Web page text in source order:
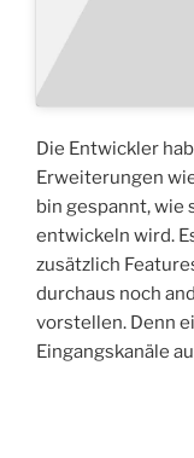
Die Entwickler
Erweiterungen
bin gespannt, wie
entwickeln wird.
zusätzlich
durchaus noch
vorstellen. Denn
Eingangskanäle